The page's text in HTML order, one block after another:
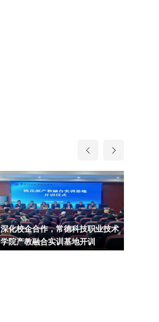
深化校企合作，常德科技职业技术
学院产教融合实训基地开训